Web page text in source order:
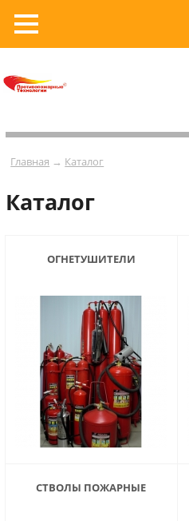
Главная → Каталог
Каталог
ОГНЕТУШИТЕЛИ
СТВОЛЫ ПОЖАРНЫЕ